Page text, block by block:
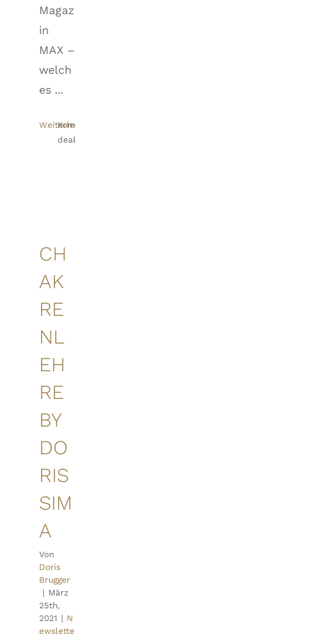
Magaz
in
MAX –
welch
es ...
Weiterlesen
Kommentare
deaktiviert
CH
AK
RE
NL
EH
RE
BY
DO
RIS
SIM
A
Von
Doris
Brugger
| März
25th,
2021 | N
ewslette